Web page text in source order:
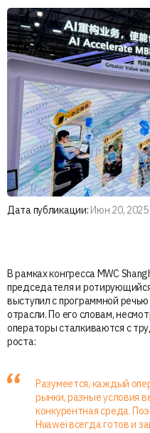
Дата публикации: Июн 20, 2025
В рамках конгресса MWC
председателя и
выступил с программной
отрасли. По его словам,
операторы сталкиваются с
роста:
Разумеется, каждый
рынки, разные условия
конкурентная среда.
Huawei всегда готов и